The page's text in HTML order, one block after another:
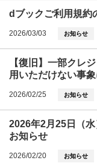
dブックご利用規約
2026/03/03 お知らせ
【復旧】一部クレ
用いただけない事
2026/02/25 お知らせ
2026年2月25日（
お知らせ
2026/02/20 お知らせ